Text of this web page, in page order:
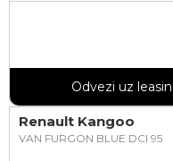
Odvezi uz
Renault Kangoo
VAN FURGON BLUE DCI 95